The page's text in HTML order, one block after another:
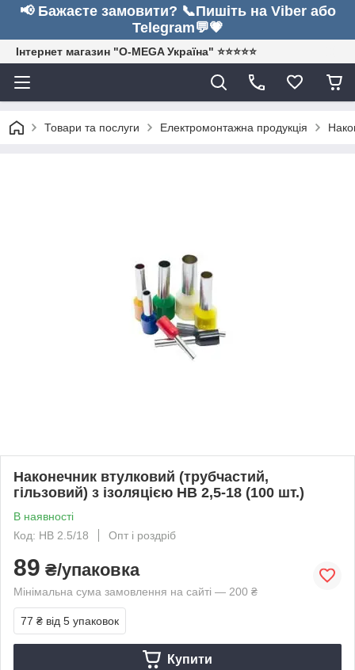
📢 Бажаєте замовити? 📞Пишіть на Viber або
Telegram💬💗
Інтернет магазин "O-MEGA Україна" ⭐⭐⭐⭐⭐
Товари та послуги Електромонтажна продукція
Наконечник втулковий (трубчастий,
гільзовий) з ізоляцією НВ 2,5-18 (100 шт.)
В наявності
Код: HB 2.5/18
Опт і роздріб
89 ₴/упаковка
Мінімальна сума замовлення на сайті — 200 ₴
77 ₴ від 5 упаковок
Купити